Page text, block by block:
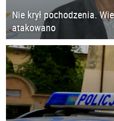
Nie krył pochodzenia.
atakowano